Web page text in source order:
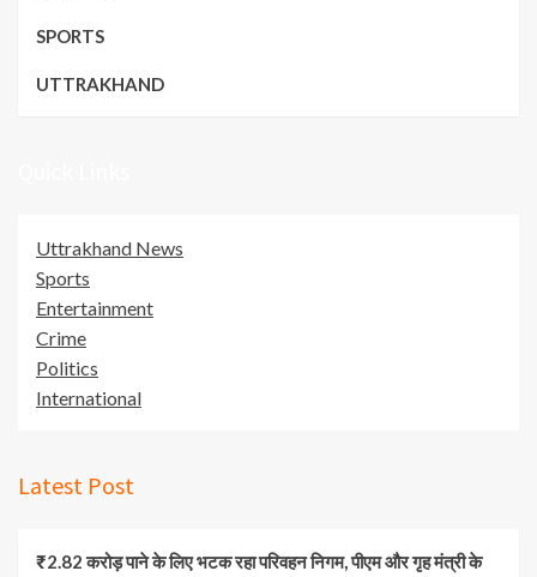
SPORTS
UTTRAKHAND
Uttrakhand News
Sports
Entertainment
Crime
Politics
International
Latest Post
₹2.82 करोड़ पाने के लिए भटक रहा परिवहन निगम, पीएम और गृह मंत्री के